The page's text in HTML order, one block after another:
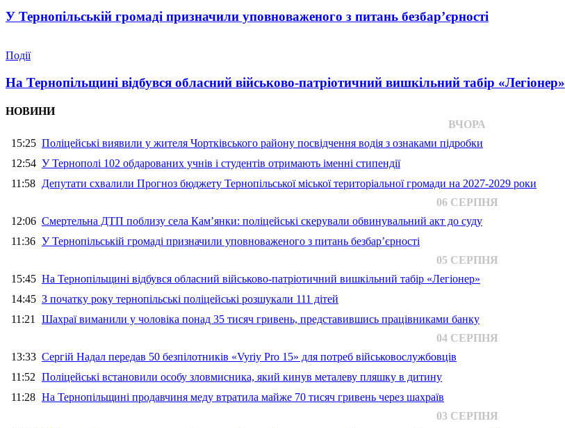
У Тернопільській громаді призначили уповноваженого з питань безбар’єрності
Події
На Тернопільщині відбувся обласний військово-патріотичний вишкільний табір «Легіонер»
НОВИНИ
ВЧОРА
15:25 Поліцейські виявили у жителя Чортківського району посвідчення водія з ознаками підробки
12:54 У Тернополі 102 обдарованих учнів і студентів отримають іменні стипендії
11:58 Депутати схвалили Прогноз бюджету Тернопільської міської територіальної громади на 2027-2029 роки
06 СЕРПНЯ
12:06 Смертельна ДТП поблизу села Кам’янки: поліцейські скерували обвинувальний акт до суду
11:36 У Тернопільській громаді призначили уповноваженого з питань безбар’єрності
05 СЕРПНЯ
15:45 На Тернопільщині відбувся обласний військово-патріотичний вишкільний табір «Легіонер»
14:45 З початку року тернопільські поліцейські розшукали 111 дітей
11:21 Шахраї виманили у чоловіка понад 35 тисяч гривень, представившись працівниками банку
04 СЕРПНЯ
13:33 Сергій Надал передав 50 безпілотників «Vyriy Pro 15» для потреб військовослужбовців
11:52 Поліцейські встановили особу зловмисника, який кинув металеву пляшку в дитину
11:28 На Тернопільщині продавчиня меду втратила майже 70 тисяч гривень через шахраїв
03 СЕРПНЯ